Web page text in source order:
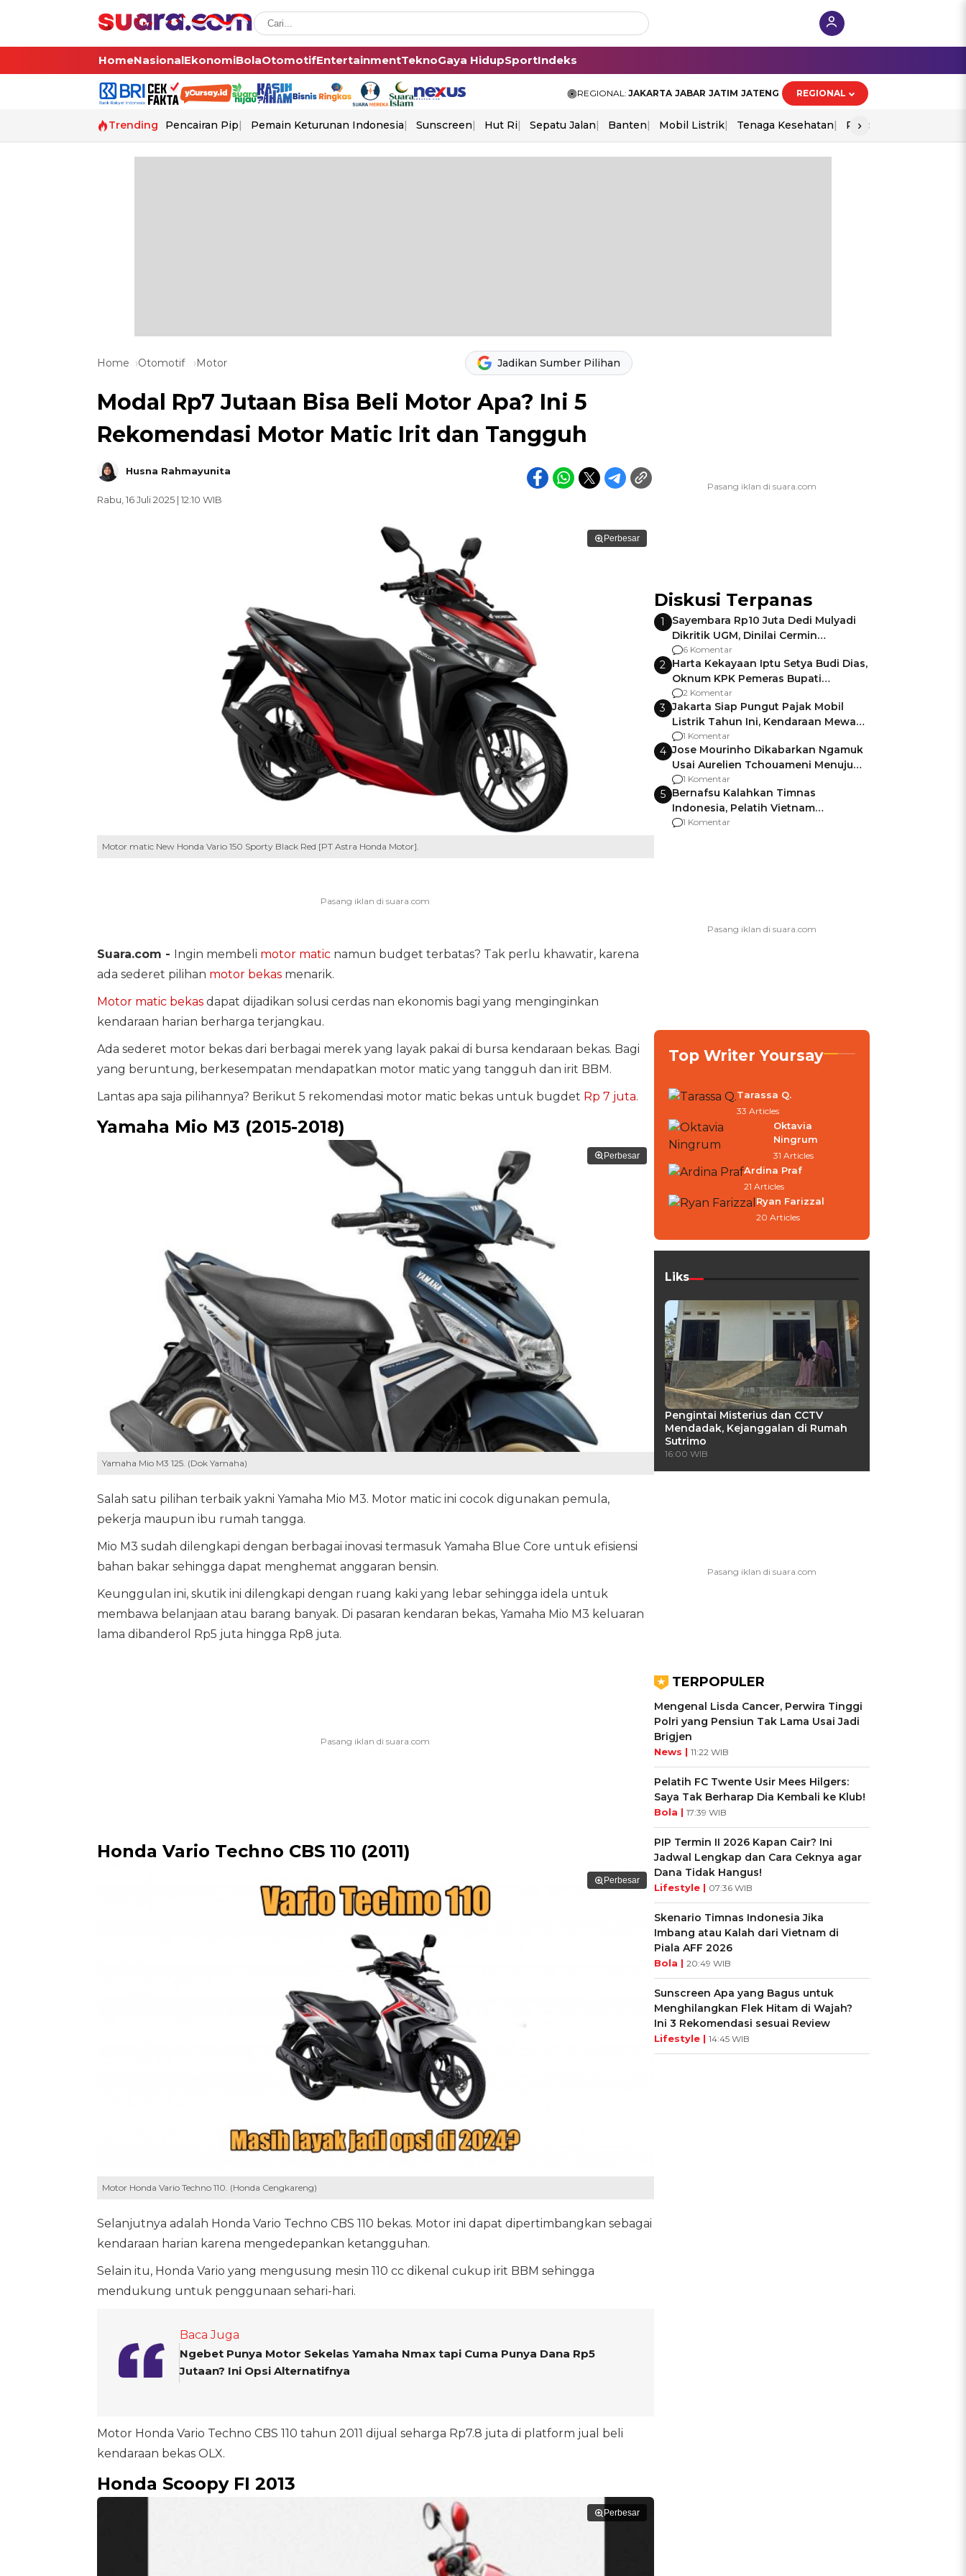
HomeNasionalEkonomiBolaOtomotifEntertainmentTeknoGaya HidupSportIndeks
REGIONAL: JAKARTA JABAR JATIM JATENG REGIONAL
Trending Pencairan Pip Pemain Keturunan Indonesia Sunscreen Hut Ri Sepatu Jalan Banten Mobil Listrik Tenaga Kesehatan Piala Aff 2026
›
Home Otomotif Motor Jadikan Sumber Pilihan
Modal Rp7 Jutaan Bisa Beli Motor Apa? Ini 5
Rekomendasi Motor Matic Irit dan Tangguh
Husna Rahmayunita
Rabu, 16 Juli 2025 | 12:10 WIB
Perbesar
Motor matic New Honda Vario 150 Sporty Black Red [PT Astra Honda Motor].
Suara.com - Ingin membeli motor maticnamun budget terbatas? Tak perlu khawatir, karena
ada sederet pilihan motor bekasmenarik.
Motor matic bekasdapat dijadikan solusi cerdas nan ekonomis bagi yang menginginkan
kendaraan harian berharga terjangkau.
Ada sederet motor bekas dari berbagai merek yang layak pakai di bursa kendaraan bekas. Bagi
yang beruntung, berkesempatan mendapatkan motor matic yang tangguh dan irit BBM.
Lantas apa saja pilihannya? Berikut 5 rekomendasi motor matic bekas untuk bugdet Rp 7 juta.
Yamaha Mio M3 (2015-2018)
Perbesar
Yamaha Mio M3 125. (Dok Yamaha)
Salah satu pilihan terbaik yakni Yamaha Mio M3. Motor matic ini cocok digunakan pemula,
pekerja maupun ibu rumah tangga.
Mio M3 sudah dilengkapi dengan berbagai inovasi termasuk Yamaha Blue Core untuk efisiensi
bahan bakar sehingga dapat menghemat anggaran bensin.
Keunggulan ini, skutik ini dilengkapi dengan ruang kaki yang lebar sehingga idela untuk
membawa belanjaan atau barang banyak. Di pasaran kendaran bekas, Yamaha Mio M3 keluaran
lama dibanderol Rp5 juta hingga Rp8 juta.
Honda Vario Techno CBS 110 (2011)
Perbesar
Motor Honda Vario Techno 110. (Honda Cengkareng)
Selanjutnya adalah Honda Vario Techno CBS 110 bekas. Motor ini dapat dipertimbangkan sebagai
kendaraan harian karena mengedepankan ketangguhan.
Selain itu, Honda Vario yang mengusung mesin 110 cc dikenal cukup irit BBM sehingga
mendukung untuk penggunaan sehari-hari.
Baca Juga
Ngebet Punya Motor Sekelas Yamaha Nmax tapi Cuma Punya Dana Rp5
Jutaan? Ini Opsi Alternatifnya
Motor Honda Vario Techno CBS 110 tahun 2011 dijual seharga Rp7.8 juta di platform jual beli
kendaraan bekas OLX.
Honda Scoopy FI 2013
Perbesar
Diskusi Terpanas
1
Sayembara Rp10 Juta Dedi Mulyadi
Dikritik UGM, Dinilai Cermin
Gagalnya Negara Jamin Keamanan
6 Komentar
2 Harta Kekayaan Iptu Setya Budi Dias,
Oknum KPK Pemeras Bupati
Pemalang
2 Komentar
3 Jakarta Siap Pungut Pajak Mobil
Listrik Tahun Ini, Kendaraan Mewah
Kena hingga 75% PKB
1 Komentar
4 Jose Mourinho Dikabarkan Ngamuk
Usai Aurelien Tchouameni Menuju
Manchester United
1 Komentar
5 Bernafsu Kalahkan Timnas
Indonesia, Pelatih Vietnam
Berencana Pakai Jimat di Pakansari
1 Komentar
Top Writer Yoursay
Tarassa Q.
33 Articles
Oktavia
Ningrum
31 Articles
Ardina Praf
21 Articles
Ryan Farizzal
20 Articles
Liks
Pengintai Misterius dan CCTV
Mendadak, Kejanggalan di Rumah
Sutrimo
16:00 WIB
TERPOPULER
Mengenal Lisda Cancer, Perwira Tinggi
Polri yang Pensiun Tak Lama Usai Jadi
Brigjen
News | 11:22 WIB
Pelatih FC Twente Usir Mees Hilgers:
Saya Tak Berharap Dia Kembali ke Klub!
Bola | 17:39 WIB
PIP Termin II 2026 Kapan Cair? Ini
Jadwal Lengkap dan Cara Ceknya agar
Dana Tidak Hangus!
Lifestyle | 07:36 WIB
Skenario Timnas Indonesia Jika
Imbang atau Kalah dari Vietnam di
Piala AFF 2026
Bola | 20:49 WIB
Sunscreen Apa yang Bagus untuk
Menghilangkan Flek Hitam di Wajah?
Ini 3 Rekomendasi sesuai Review
Lifestyle | 14:45 WIB